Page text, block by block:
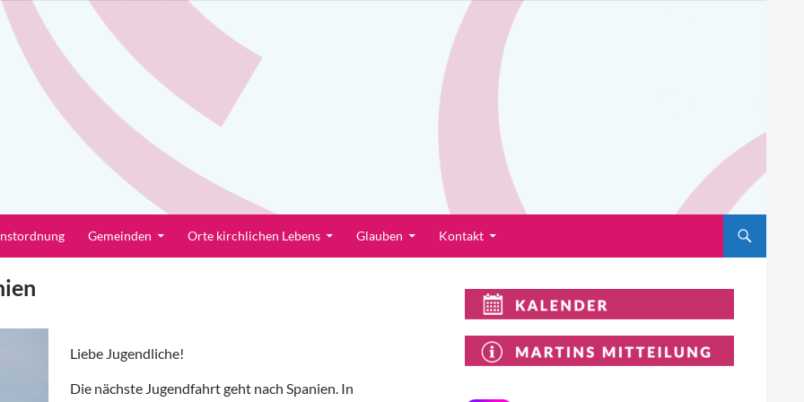
Gemeinden Orte kirchlichen Lebens Glauben Kontakt
Liebe Jugendliche!
Die nächste Jugendfahrt geht nach Spanien. In